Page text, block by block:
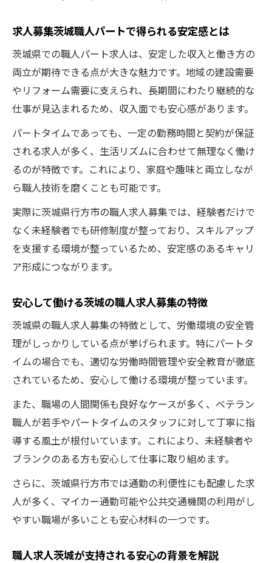
求人募集茨城職人パートで得られる安定感とは
茨城県での職人パート求人は、安定した収入と働き方の
両立が期待できる点が大きな魅力です。地域の建設需要
やリフォーム需要に支えられ、長期間にわたり継続的な
仕事が見込まれるため、収入面でも安心感があります。
パートタイムであっても、一定の勤務時間と契約が保証
される求人が多く、生活リズムに合わせて無理なく働け
るのが特徴です。これにより、家庭や趣味と両立しなが
ら職人技術を磨くことも可能です。
実際に茨城県行方市の職人求人募集では、経験者だけで
なく未経験者でも研修制度が整っており、スキルアップ
を支援する環境が整っているため、安定感のあるキャリ
ア形成につながります。
安心して働ける茨城の職人求人募集の特徴
茨城県の職人求人募集の特徴として、労働環境の安全管
理がしっかりしている点が挙げられます。特にパートタ
イムの場合でも、適切な労働時間管理や安全教育が徹底
されているため、安心して働ける環境が整っています。
また、職場の人間関係も良好なケースが多く、ベテラン
職人が若手やパートタイムのスタッフに対して丁寧に指
導する風土が根付いています。これにより、未経験者や
ブランクのある方も安心して仕事に取り組めます。
さらに、茨城県行方市では通勤の利便性にも配慮した求
人が多く、マイカー通勤可能や公共交通機関の利用がし
やすい職場が多いことも安心材料の一つです。
職人求人茨城が支持される安心の背景を解説